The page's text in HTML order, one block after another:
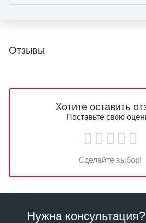
Отзывы
Хотите оставить
Поставьте свою
Сделайте выбор!
Нужна